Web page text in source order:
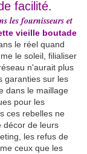
facilité.
les fournisseurs et
vieille boutade
le réel quand
le soleil, filialiser
n'aurait plus
garanties sur les
dans le maillage
pour les
ces rebelles ne
décor de leurs
les refus de
ceux que les